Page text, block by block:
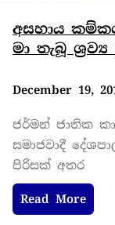
අසහාය
මා තැබූ
December 19,
ජර්මන් ජාතික
සමාජවාදී
පිරිසක් අතර
Read More